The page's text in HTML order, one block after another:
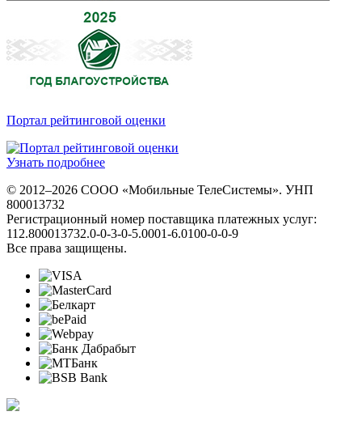
Портал рейтинговой оценки
Узнать подробнее
© 2012–2026 СООО «Мобильные ТелеСистемы». УНП
800013732
Регистрационный номер поставщика платежных услуг:
112.800013732.0-0-3-0-5.0001-6.0100-0-0-9
Все права защищены.